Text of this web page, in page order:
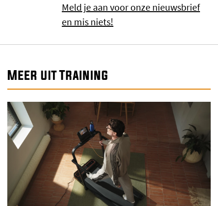
Meld je aan voor onze nieuwsbrief
en mis niets!
Meer uit Training